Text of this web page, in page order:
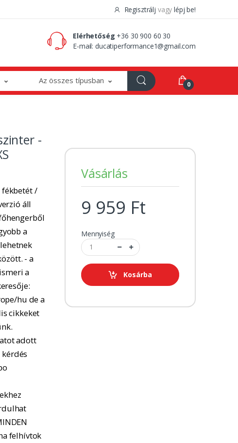
Regisztrálj vagy lépj be!
Elérhetőség +36 30 900 60 30
E-mail:ducatiperformance1@gmail.com
Az összes típusban 0
-
fékbetét /
áll
a
- a
a
hu de a
cikkeket
adott
felhívtok
Vásárlás
9 959 Ft
Mennyiség
Kosárba